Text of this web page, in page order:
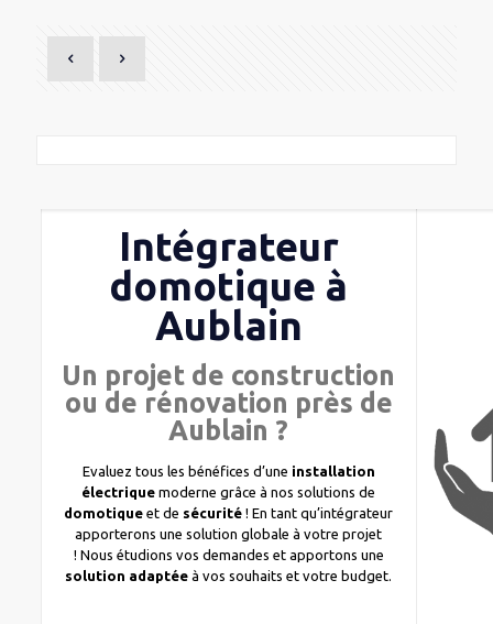
Intégrateur
domotique à
Aublain
Un projet de construction
ou de rénovation près de
Aublain ?
Evaluez tous les bénéfices d’une installation
électrique moderne grâce à nos solutions de
domotique et de sécurité ! En tant qu’intégrateur
apporterons une solution globale à votre projet
! Nous étudions vos demandes et apportons une
solution adaptéeà vos souhaits et votre budget.